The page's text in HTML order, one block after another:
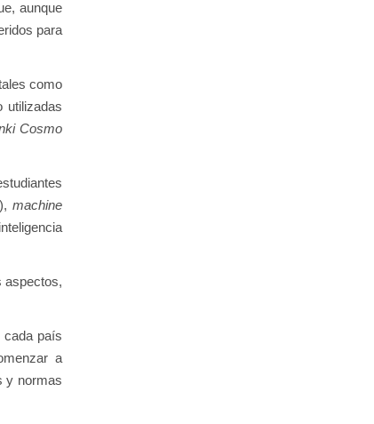
aunque
para
como
utilizadas
Cosmo
),machine
aspectos,
cada país
a
y normas